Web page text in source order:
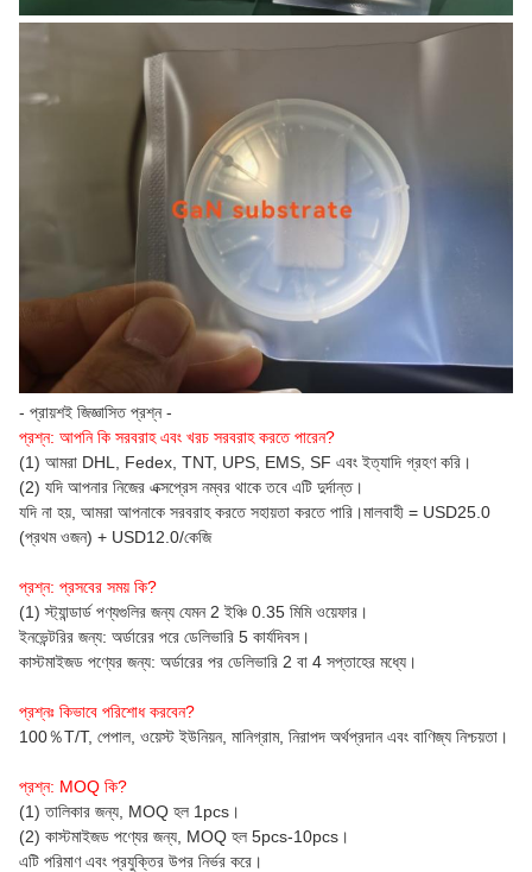
- প্রায়শই জিজ্ঞাসিত প্রশ্ন -
প্রশ্ন: আপনি কি সরবরাহ এবং খরচ সরবরাহ করতে পারেন?
(1) আমরা DHL, Fedex, TNT, UPS, EMS, SF এবং ইত্যাদি গ্রহণ করি।
(2) যদি আপনার নিজের এক্সপ্রেস নম্বর থাকে তবে এটি দুর্দান্ত।
যদি না হয়, আমরা আপনাকে সরবরাহ করতে সহায়তা করতে পারি।মালবাহী = USD25.0
(প্রথম ওজন) + USD12.0/কেজি
প্রশ্ন: প্রসবের সময় কি?
(1) স্ট্যান্ডার্ড পণ্যগুলির জন্য যেমন 2 ইঞ্চি 0.35 মিমি ওয়েফার।
ইনভেন্টরির জন্য: অর্ডারের পরে ডেলিভারি 5 কার্যদিবস।
কাস্টমাইজড পণ্যের জন্য: অর্ডারের পর ডেলিভারি 2 বা 4 সপ্তাহের মধ্যে।
প্রশ্নঃ কিভাবে পরিশোধ করবেন?
100％T/T, পেপাল, ওয়েস্ট ইউনিয়ন, মানিগ্রাম, নিরাপদ অর্থপ্রদান এবং বাণিজ্য নিশ্চয়তা।
প্রশ্ন: MOQ কি?
(1) তালিকার জন্য, MOQ হল 1pcs।
(2) কাস্টমাইজড পণ্যের জন্য, MOQ হল 5pcs-10pcs।
এটি পরিমাণ এবং প্রযুক্তির উপর নির্ভর করে।